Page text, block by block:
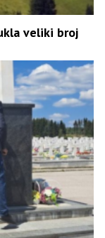
veliki broj